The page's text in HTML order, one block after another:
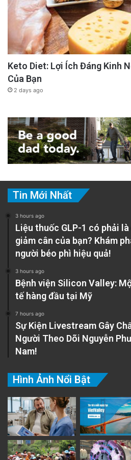
Keto Diet: Lợi Ích Đáng Kinh
Của Bạn
2 days ago
Tin Mới Nhất
3 hours ago
Liệu thuốc GLP-1 có phải
giảm cân của bạn? Khám
người béo phì hiệu quả!
3 hours ago
Bệnh viện Silicon Valley:
tế hàng đầu tại Mỹ
7 hours ago
Sự Kiện Livestream Gây
Người Theo Dõi Nguyễn
Nam!
Hình Ảnh Nổi Bật